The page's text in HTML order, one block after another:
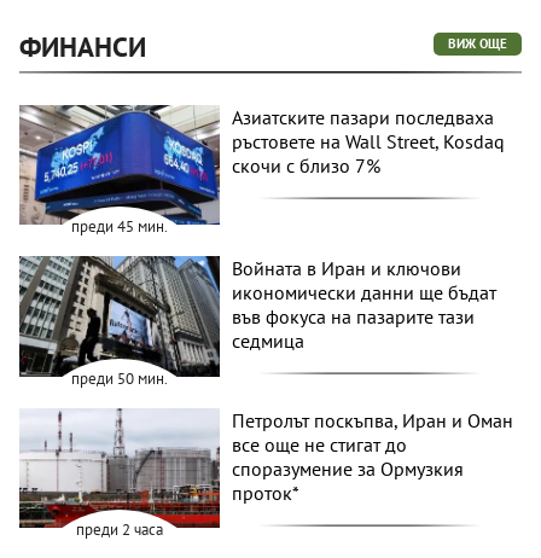
ФИНАНСИ ВИЖ ОЩЕ
преди 45 мин.
Азиатските пазари последваха
ръстовете на Wall Street, Kosdaq
скочи с близо 7%
преди 50 мин.
Войната в Иран и ключови
икономически данни ще бъдат
във фокуса на пазарите тази
седмица
преди 2 часа
Петролът поскъпва, Иран и Оман
все още не стигат до
споразумение за Ормузкия
проток*